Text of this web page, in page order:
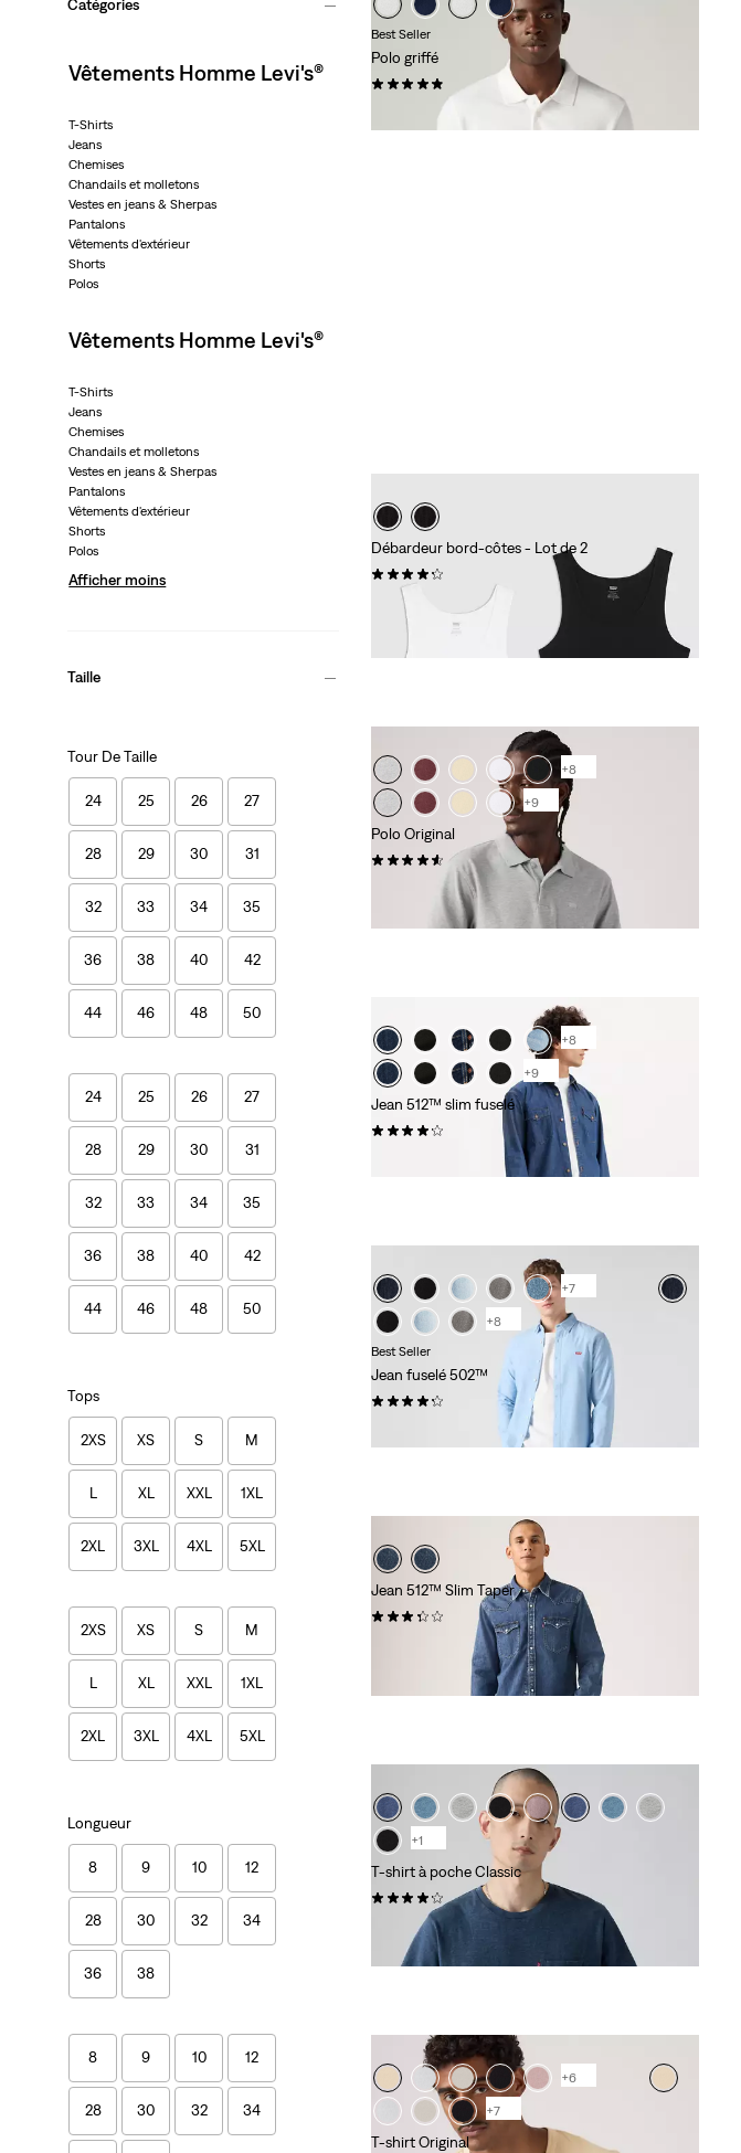
Catégories
Vêtements Homme Levi's®
T-Shirts
Jeans
Chemises
Chandails et molletons
Vestes en jeans & Sherpas
Pantalons
Vêtements d'extérieur
Shorts
Polos
Vêtements Homme Levi's®
T-Shirts
Jeans
Chemises
Chandails et molletons
Vestes en jeans & Sherpas
Pantalons
Vêtements d'extérieur
Shorts
Polos
Afficher moins
Taille
Tour De Taille
24 25 26 27
28 29 30 31
32 33 34 35
36 38 40 42
44 46 48 50
24 25 26 27
28 29 30 31
32 33 34 35
36 38 40 42
44 46 48 50
Tops
2XS XS S M
L XL XXL 1XL
2XL 3XL 4XL 5XL
2XS XS S M
L XL XXL 1XL
2XL 3XL 4XL 5XL
Longueur
8 9 10 12
28 30 32 34
36 38
8 9 10 12
28 30 32 34
Best Seller
Polo griffé
Débardeur bord-côtes - Lot de 2
35,00 €
+8
+9
Polo Original
(23)
+8
+9
Jean 512™ slim fuselé
+7
+8
Best Seller
Jean fuselé 502™
Jean 512™ Slim Taper
+1
T-shirt à poche Classic
(183)
29,00 €
+6
+7
T-shirt Original